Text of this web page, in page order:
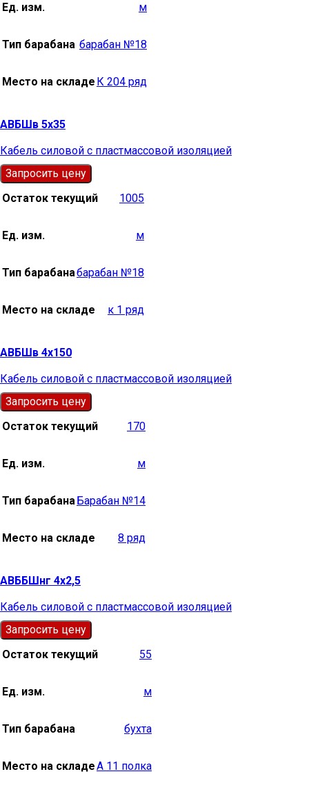
Ед. изм. м
Тип барабана барабан №18
Место на складе К 204 ряд
АВБШв 5х35
Кабель силовой с пластмассовой изоляцией
Запросить цену
Остаток текущий
1005
Ед. изм. м
Тип барабанабарабан №18
Место на складе к 1 ряд
АВБШв 4х150
Кабель силовой с пластмассовой изоляцией
Запросить цену
Остаток текущий
170
Ед. изм. м
Тип барабана Барабан №14
Место на складе 8 ряд
АВББШнг 4х2,5
Кабель силовой с пластмассовой изоляцией
Запросить цену
Остаток текущий
55
Ед. изм. м
Тип барабана бухта
Место на складеА 11 полка